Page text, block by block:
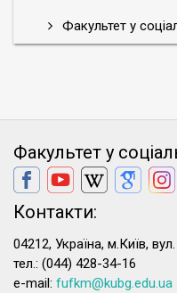
Факультет у
Факультет у
Контакти:
04212, Україна, м.Київ,
тел.: (044) 428-34-16
e-mail: fufkm@kubg.edu.ua